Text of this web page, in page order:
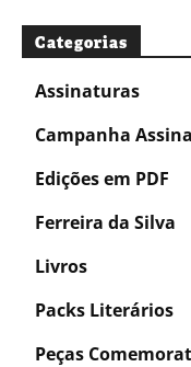
Categorias
Assinaturas
Campanha
Edições em PDF
Ferreira da Silva
Livros
Packs Literários
Peças